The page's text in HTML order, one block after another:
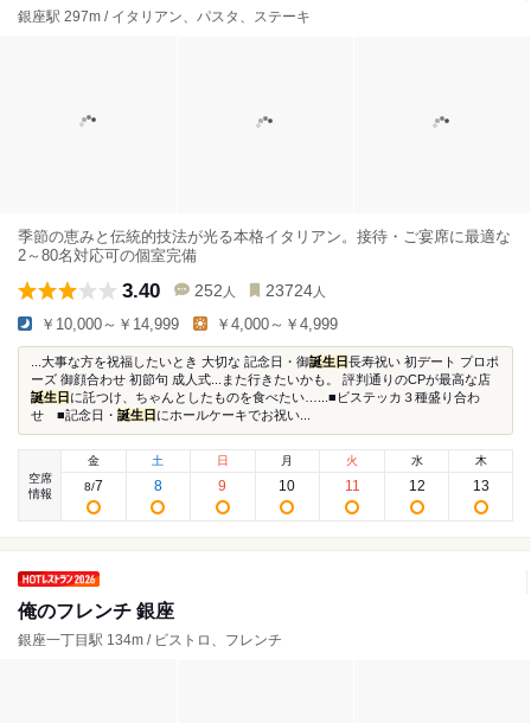
銀座駅 297m / イタリアン、パスタ、ステーキ
季節の恵みと伝統的技法が光る本格イタリアン。接待・ご宴席に最適な
2～80名対応可の個室完備
3.40 252 人 23724 人
￥10,000～￥14,999 ￥4,000～￥4,999
...大事な方を祝福したいとき 大切な 記念日・御誕生日長寿祝い 初デート プロポ
ーズ 御顔合わせ 初節句 成人式...また行きたいかも。 評判通りのCPが最高な店
誕生日 に託つけ、ちゃんとしたものを食べたい…...■ビステッカ３種盛り合わ
せ ■記念日・ 誕生日 にホールケーキでお祝い...
空席
情報
金
8/7
土
8
日
9
月
10
火
11
水
12
木
13
俺のフレンチ 銀座
銀座一丁目駅 134m / ビストロ、フレンチ